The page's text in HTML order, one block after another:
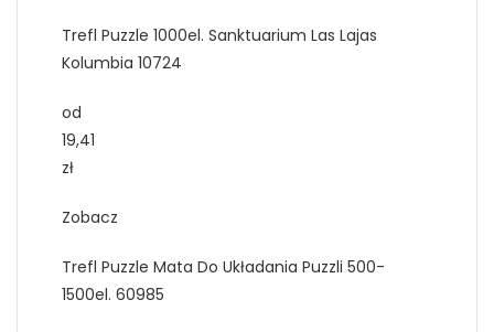
Trefl Puzzle 1000el. Sanktuarium Las Lajas
Kolumbia 10724
od
19,41
zł
Zobacz
Trefl Puzzle Mata Do Układania Puzzli 500-
1500el. 60985